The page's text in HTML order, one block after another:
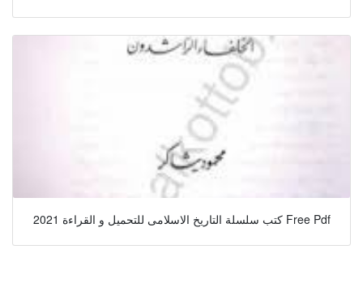
كتب سلسلة التاريخ الاسلامى للتحميل و القراءة 2021 Free Pdf